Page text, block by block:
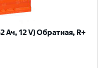
Ач, 12 V) Обратная, R+